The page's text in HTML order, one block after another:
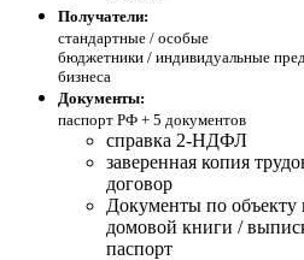
Получатели:
стандартные / особые
бюджетники / индивидуальные
бизнеса
Документы:
паспорт РФ + 5 документов
справка 2-НДФЛ
заверенная копия
договор
Документы по
домовой книги /
паспорт